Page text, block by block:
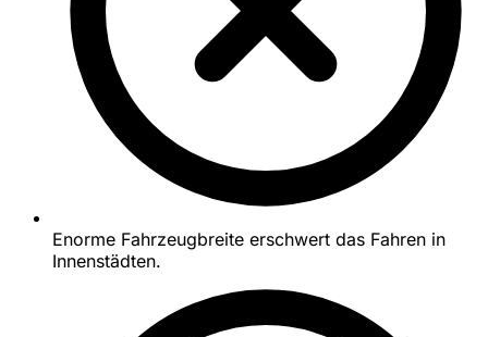
Enorme Fahrzeugbreite erschwert das Fahren in
Innenstädten.